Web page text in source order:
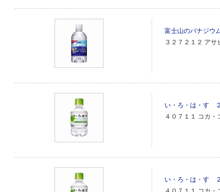
富士山のバナジ
３２７２１２ アサ
い・ろ・は・す
４０７１１ コカ・
い・ろ・は・す